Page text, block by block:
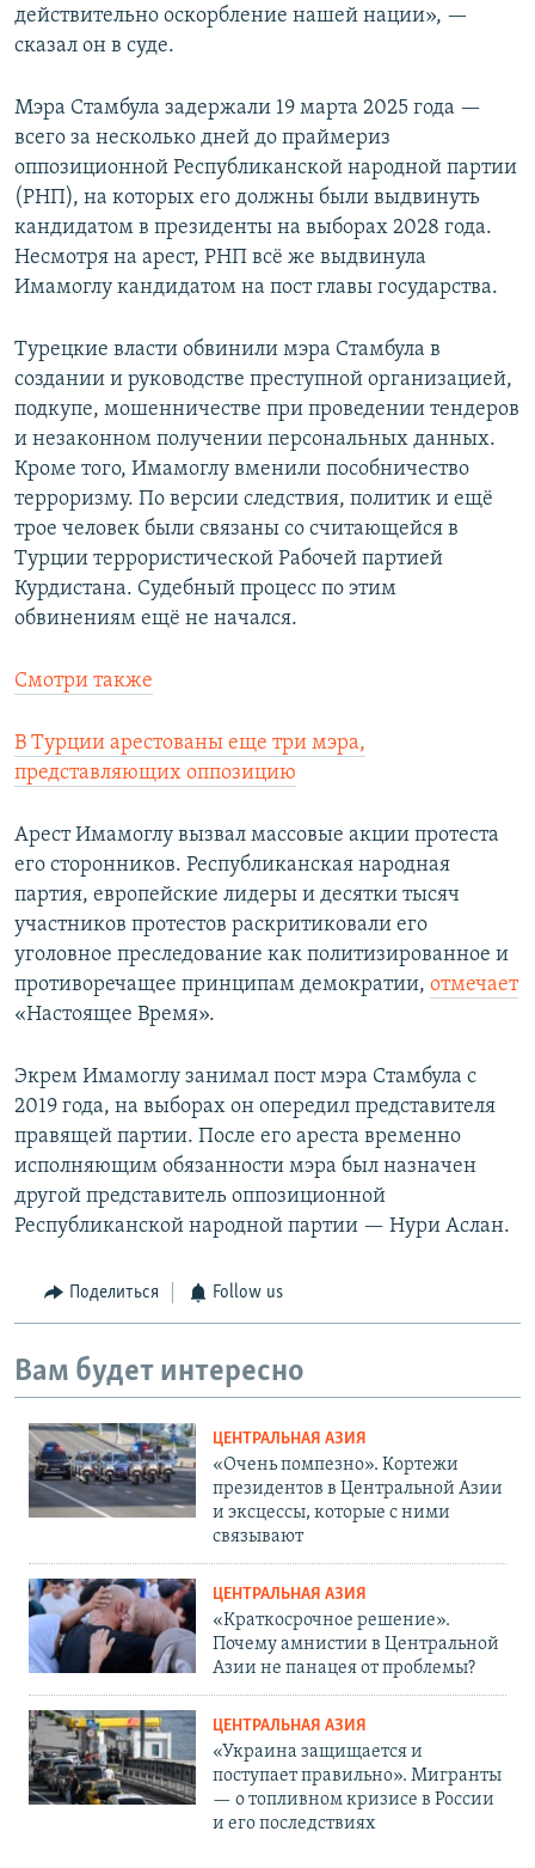
действительно оскорбление нашей нации», —
сказал он в суде.
Мэра Стамбула задержали 19 марта 2025 года —
всего за несколько дней до праймериз
оппозиционной Республиканской народной партии
(РНП), на которых его должны были выдвинуть
кандидатом в президенты на выборах 2028 года.
Несмотря на арест, РНП всё же выдвинула
Имамоглу кандидатом на пост главы государства.
Турецкие власти обвинили мэра Стамбула в
создании и руководстве преступной организацией,
подкупе, мошенничестве при проведении тендеров
и незаконном получении персональных данных.
Кроме того, Имамоглу вменили пособничество
терроризму. По версии следствия, политик и ещё
трое человек были связаны со считающейся в
Турции террористической Рабочей партией
Курдистана. Судебный процесс по этим
обвинениям ещё не начался.
Смотри также
В Турции арестованы еще три мэра,
представляющих оппозицию
Арест Имамоглу вызвал массовые акции протеста
его сторонников. Республиканская народная
партия, европейские лидеры и десятки тысяч
участников протестов раскритиковали его
уголовное преследование как политизированное и
противоречащее принципам демократии, отмечает
«Настоящее Время».
Экрем Имамоглу занимал пост мэра Стамбула с
2019 года, на выборах он опередил представителя
правящей партии. После его ареста временно
исполняющим обязанности мэра был назначен
другой представитель оппозиционной
Республиканской народной партии — Нури Аслан.
Поделиться Follow us
Вам будет интересно
ЦЕНТРАЛЬНАЯ АЗИЯ
«Очень помпезно». Кортежи
президентов в Центральной Азии
и эксцессы, которые с ними
связывают
ЦЕНТРАЛЬНАЯ АЗИЯ
«Краткосрочное решение».
Почему амнистии в Центральной
Азии не панацея от проблемы?
ЦЕНТРАЛЬНАЯ АЗИЯ
«Украина защищается и
поступает правильно». Мигранты
— о топливном кризисе в России
и его последствиях